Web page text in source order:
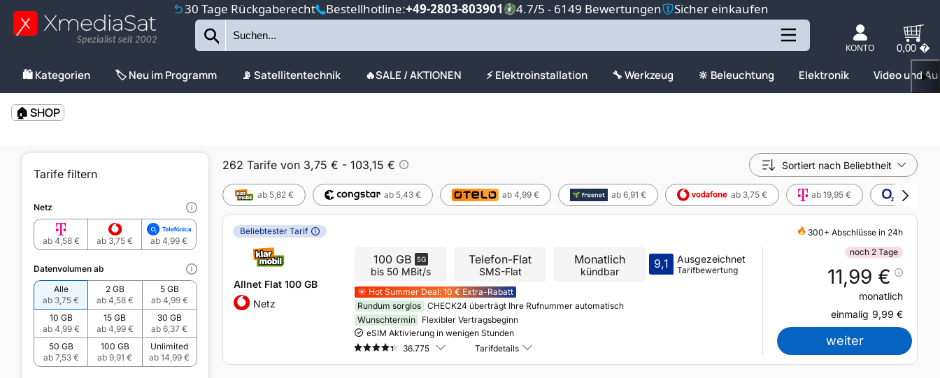
30 Tage Rückgaberecht Bestellhotline:+49-2803-803901 4.7/5 - 6149 Bewertungen Sicher einkaufen
Spezialist seit 2002
KONTO 0,00 �
🛍️ Kategorien 🏷️ Neu im Programm 📡 Satellitentechnik 🔥SALE / AKTIONEN ⚡ Elektroinstallation 🔧 Werkzeug 🔆 Beleuchtung Elektronik Video und▶
🏠 SHOP